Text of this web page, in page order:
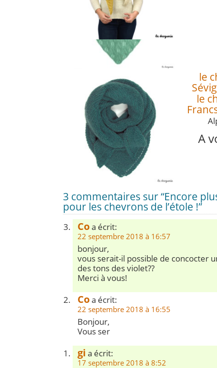
le
le
A
3 commentaires sur “Encore
pour les chevrons de l’étole !”
Coa écrit:
22 septembre 2018 à 16:57
bonjour,
vous serait-il possible de concocter
des tons des violet??
Merci à vous!
Coa écrit:
22 septembre 2018 à 16:55
Bonjour,
Vous ser
gi a écrit:
17 septembre 2018 à 8:52